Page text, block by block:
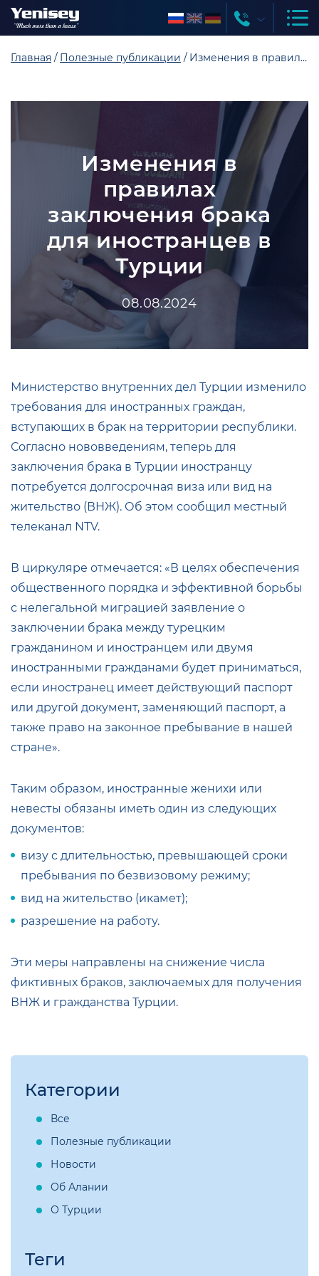
Главная Полезные публикации Изменения в правилах заключения брака для иностранцев в Турции
Изменения в
правилах
заключения брака
для иностранцев в
Турции
08.08.2024
Министерство внутренних дел Турции изменило
требования для иностранных граждан,
вступающих в брак на территории республики.
Согласно нововведениям, теперь для
заключения брака в Турции иностранцу
потребуется долгосрочная виза или вид на
жительство (ВНЖ). Об этом сообщил местный
телеканал NTV.
В циркуляре отмечается: «В целях обеспечения
общественного порядка и эффективной борьбы
с нелегальной миграцией заявление о
заключении брака между турецким
гражданином и иностранцем или двумя
иностранными гражданами будет приниматься,
если иностранец имеет действующий паспорт
или другой документ, заменяющий паспорт, а
также право на законное пребывание в нашей
стране».
Таким образом, иностранные женихи или
невесты обязаны иметь один из следующих
документов:
визу с длительностью, превышающей сроки
пребывания по безвизовому режиму;
вид на жительство (икамет);
разрешение на работу.
Эти меры направлены на снижение числа
фиктивных браков, заключаемых для получения
ВНЖ и гражданства Турции.
Категории
Все
Полезные публикации
Новости
Об Алании
О Турции
Теги